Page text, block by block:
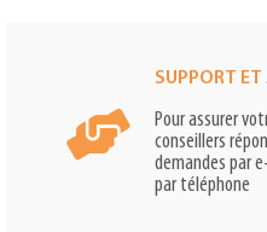
SUPPORT
Pour assurer
conseillers
demandes par
par téléphone